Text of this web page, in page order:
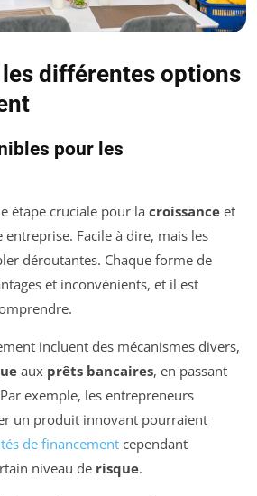
différentes options
pour les
étape cruciale pour la croissance et
entreprise. Facile à dire, mais les
déroutantes. Chaque forme de
et inconvénients, et il est
incluent des mécanismes divers,
aux prêts bancaires, en passant
exemple, les entrepreneurs
un produit innovant pourraient
de financement cependant
niveau de risque.